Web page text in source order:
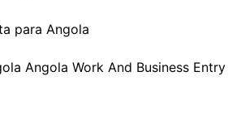
para Angola
Angola Work And Business Entry